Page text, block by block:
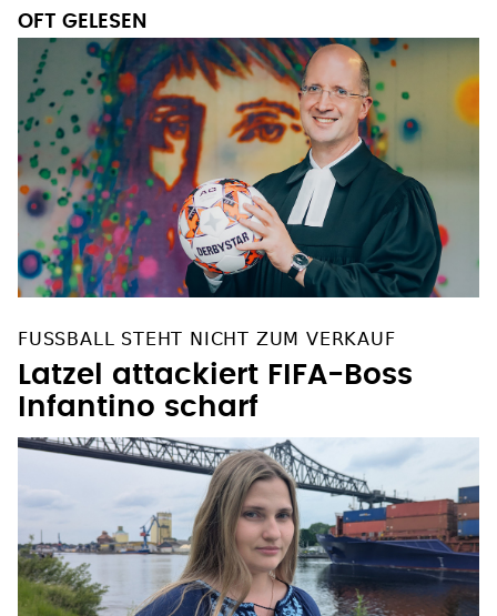
OFT GELESEN
FUSSBALL STEHT NICHT ZUM VERKAUF
Latzel attackiert FIFA-Boss
Infantino scharf